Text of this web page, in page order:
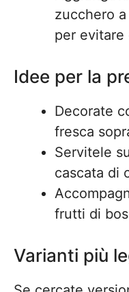
zucchero
per evitare
Idee per la
Decorate
fresca
Servitele
cascata di
frutti di
Varianti più